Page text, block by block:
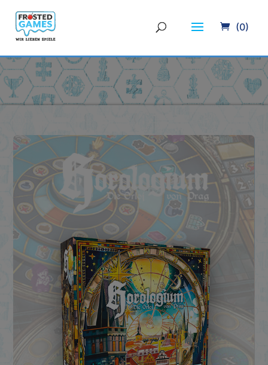
(0)
HOROLOGIUM:
DIE
ORLOJ
VON
PRAG
-
FROSTED
GAMES
BRETTSPIEL
NEUHEIT
2026